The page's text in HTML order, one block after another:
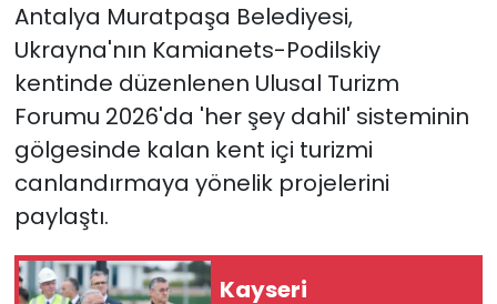
Antalya Muratpaşa Belediyesi,
Ukrayna'nın Kamianets-Podilskiy
kentinde düzenlenen Ulusal Turizm
Forumu 2026'da 'her şey dahil' sisteminin
gölgesinde kalan kent içi turizmi
canlandırmaya yönelik projelerini
paylaştı.
Kayseri